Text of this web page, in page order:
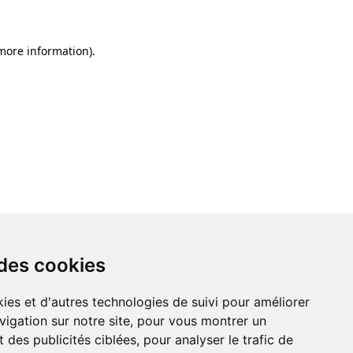
cookies
et d'autres technologies de suivi pour améliorer
sur notre site, pour vous montrer un
des publicités ciblées, pour analyser le trafic de
information).